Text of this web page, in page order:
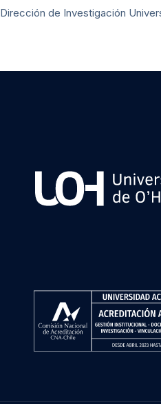
Dirección de Investigación